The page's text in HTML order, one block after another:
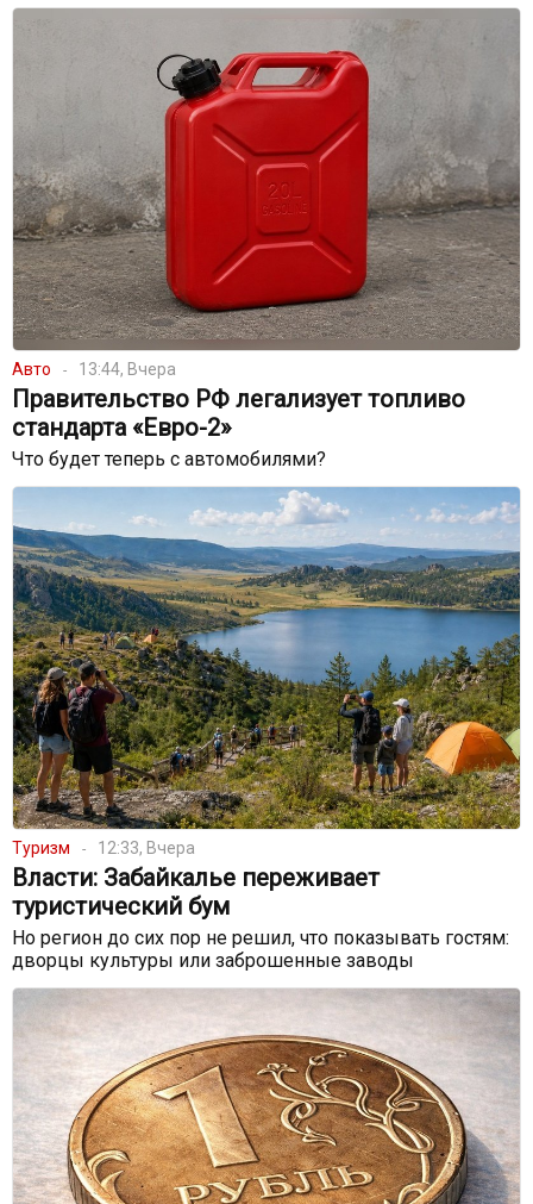
Авто 13:44, Вчера
Правительство РФ легализует топливо
стандарта «Евро-2»
Что будет теперь с автомобилями?
Туризм 12:33, Вчера
Власти: Забайкалье переживает
туристический бум
Но регион до сих пор не решил, что показывать гостям:
дворцы культуры или заброшенные заводы